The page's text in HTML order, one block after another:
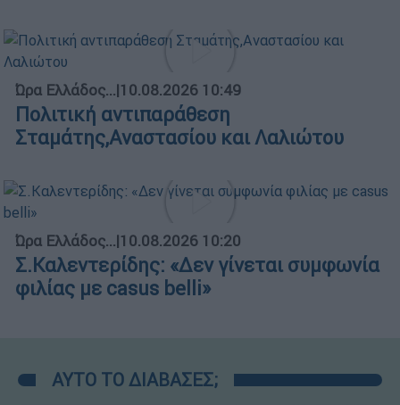
Ώρα Ελλάδος...|10.08.2026 10:49
Πολιτική αντιπαράθεση
Σταμάτης,Αναστασίου και Λαλιώτου
Ώρα Ελλάδος...|10.08.2026 10:20
Σ.Καλεντερίδης: «Δεν γίνεται συμφωνία
φιλίας με casus belli»
ΑΥΤΟ ΤΟ ΔΙΑΒΑΣΕΣ;